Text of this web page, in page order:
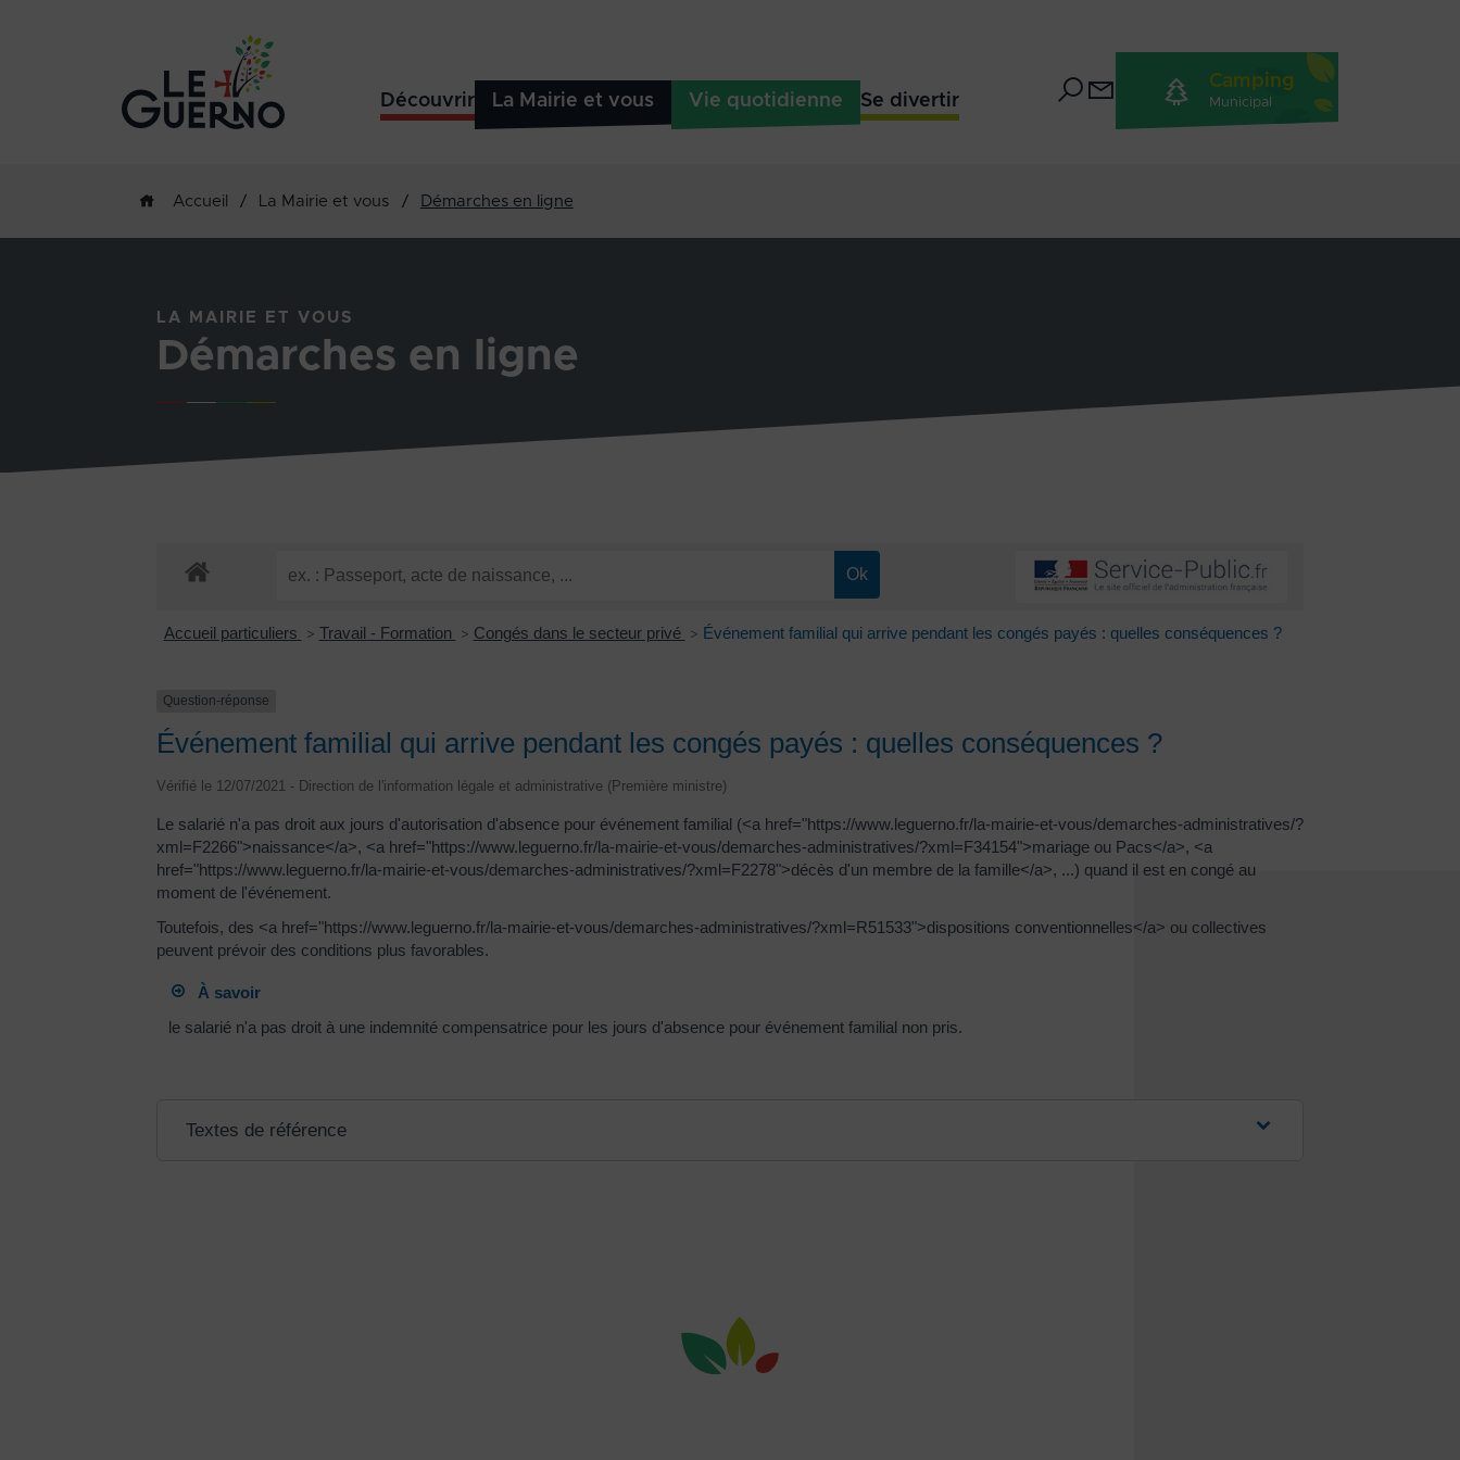
Découvrir La Mairie et vous Vie quotidienne Se divertir
Camping
Municipal
Accueil / La Mairie et vous / Démarches en ligne
LA MAIRIE ET VOUS
Démarches en ligne
Accueil particuliers > Travail - Formation > Congés dans le secteur privé > Événement familial qui arrive pendant les congés payés : quelles conséquences ?
Question-réponse
Événement familial qui arrive pendant les congés payés : quelles conséquences ?
Vérifié le 12/07/2021 - Direction de l'information légale et administrative (Première ministre)
Le salarié n'a pas droit aux jours d'autorisation d'absence pour événement familial (<a href="https://www.leguerno.fr/la-mairie-et-vous/demarches-administratives/?
xml=F2266">naissance</a>, <a href="https://www.leguerno.fr/la-mairie-et-vous/demarches-administratives/?xml=F34154">mariage ou Pacs</a>, <a
href="https://www.leguerno.fr/la-mairie-et-vous/demarches-administratives/?xml=F2278">décès d'un membre de la famille</a>, ...) quand il est en congé au
moment de l'événement.
Toutefois, des <a href="https://www.leguerno.fr/la-mairie-et-vous/demarches-administratives/?xml=R51533">dispositions conventionnelles</a> ou collectives
peuvent prévoir des conditions plus favorables.
À savoir
le salarié n'a pas droit à une indemnité compensatrice pour les jours d'absence pour événement familial non pris.
Textes de référence